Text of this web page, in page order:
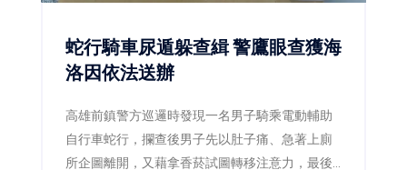
蛇行騎車尿遁躲查緝 警鷹眼查獲海
洛因依法送辦
高雄前鎮警方巡邏時發現一名男子騎乘電動輔助
自行車蛇行，攔查後男子先以肚子痛、急著上廁
所企圖離開，又藉拿香菸試圖轉移注意力，最後